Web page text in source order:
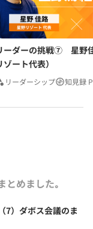
ーダーの挑戦⑦ 星野
ゾート代表）
リーダーシップ 知見録
とめました｡
7）ダボス会議のま